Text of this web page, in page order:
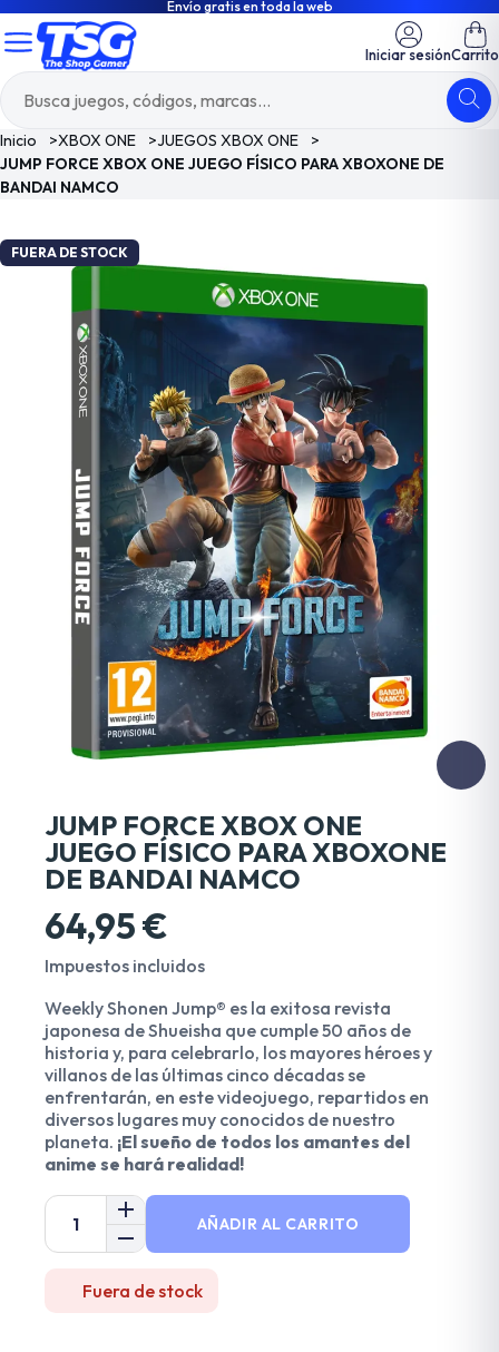
Envío gratis en toda la web
Iniciar sesiónCarrito
Inicio >XBOX ONE >JUEGOS XBOX ONE
>
JUMP FORCE XBOX ONE JUEGO FÍSICO PARA XBOXONE DE
BANDAI NAMCO
FUERA DE STOCK
JUMP FORCE XBOX ONE
JUEGO FÍSICO PARA XBOXONE
DE BANDAI NAMCO
64,95 €
Impuestos incluidos
Weekly Shonen Jump® es la exitosa revista
japonesa de Shueisha que cumple 50 años de
historia y, para celebrarlo, los mayores héroes y
villanos de las últimas cinco décadas se
enfrentarán, en este videojuego, repartidos en
diversos lugares muy conocidos de nuestro
planeta. ¡El sueño de todos los amantes del
anime se hará realidad!
AÑADIR AL CARRITO
Fuera de stock